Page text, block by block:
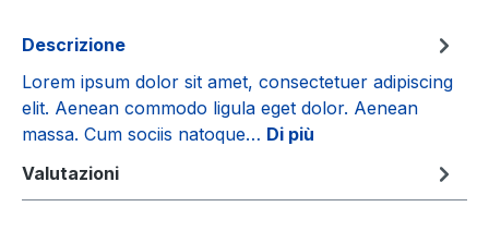
Descrizione
Lorem ipsum dolor sit amet, consectetuer adipiscing
elit. Aenean commodo ligula eget dolor. Aenean
massa. Cum sociis natoque… Di più
Valutazioni